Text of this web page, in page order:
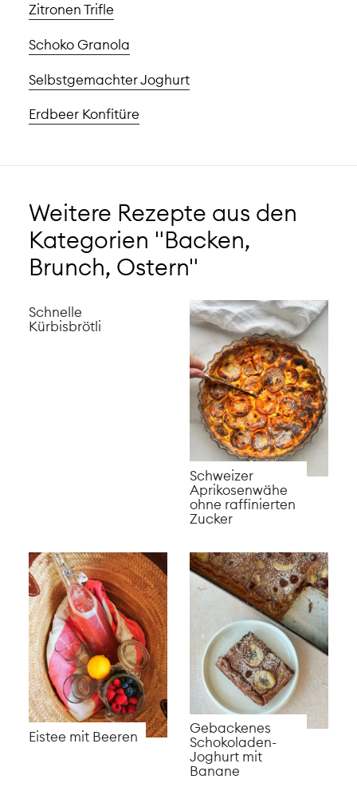
Zitronen Trifle
Schoko Granola
Selbstgemachter Joghurt
Erdbeer Konfitüre
Weitere Rezepte aus den
Kategorien "Backen,
Brunch, Ostern"
Schnelle
Kürbisbrötli
Schweizer
Aprikosenwähe
ohne raffinierten
Zucker
Eistee mit Beeren
Gebackenes
Schokoladen-
Joghurt mit
Banane